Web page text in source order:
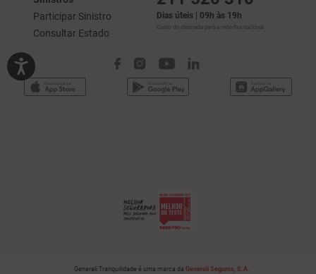
Participar Sinistro
Consultar Estado
Dias úteis | 09h às 19h
Custo de chamada para a rede fixa nacional
Generali Tranquilidade é uma marca da Generali Seguros, S.A.